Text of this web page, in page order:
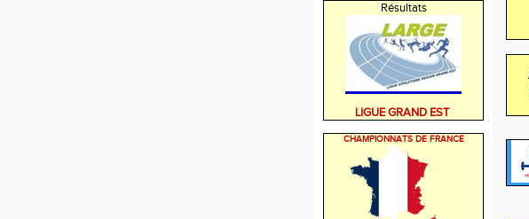
Résultats
LIGUE GRAND EST
CHAMPIONNATS DE FRANCE